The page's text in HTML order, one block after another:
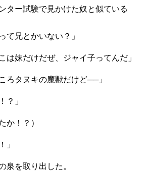
ター試験で見かけた奴と似ている
て兄とかいない？」
は妹だけだぜ、ジャイ子ってんだ」
ろタヌキの魔獣だけど──」
？」
か！？）
」
泉を取り出した。